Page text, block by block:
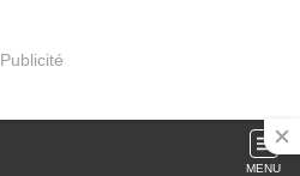
Publicité
MENU